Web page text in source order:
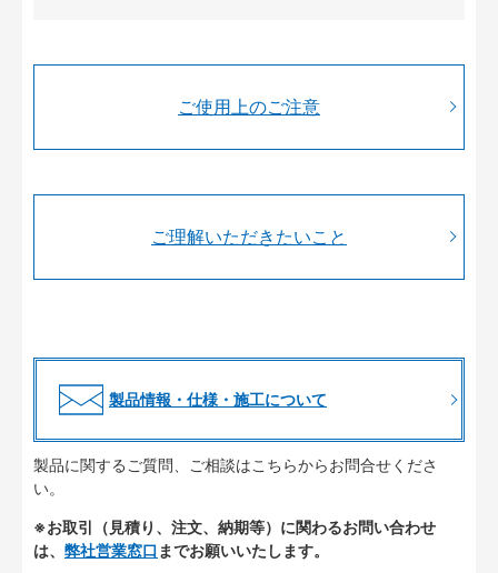
ご使用上のご注意
ご理解いただきたいこと
製品情報・仕様・施工について
製品に関するご質問、ご相談はこちらからお問合せくださ
い。
※お取引（見積り、注文、納期等）に関わるお問い合わせ
は、 弊社営業窓口 までお願いいたします。